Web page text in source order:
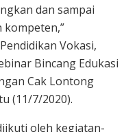
dan sampai
kompeten,”
Vokasi,
Bincang Edukasi
Cak Lontong
(11/7/2020).
oleh kegiatan-